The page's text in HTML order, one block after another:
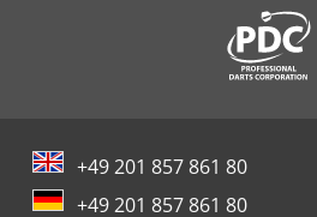
+49 201 857 861 80
+49 201 857 861 80